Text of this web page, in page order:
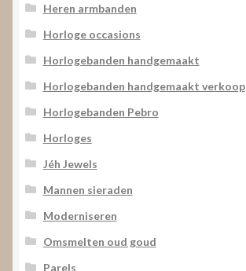
Heren armbanden
Horloge occasions
Horlogebanden handgemaakt
Horlogebanden handgemaakt verkoop
Horlogebanden Pebro
Horloges
Jéh Jewels
Mannen sieraden
Moderniseren
Omsmelten oud goud
Parels